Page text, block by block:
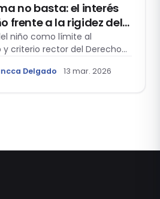
no basta: el interés
frente a la rigidez del
peruano
niño como límite al
criterio rector del Derecho
la función tuitiva del juez
efectiva de los
Delgado 13 mar. 2026